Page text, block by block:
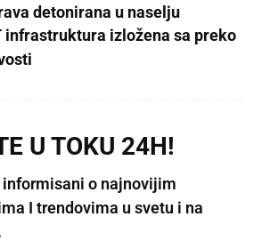
detonirana u naselju
infrastruktura izložena sa preko
U TOKU 24H!
o najnovijim
I trendovima u svetu i na